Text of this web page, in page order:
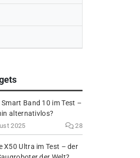
Band 10 im Test –
alternativlos?
2025 28
X50 Ultra im Test – der